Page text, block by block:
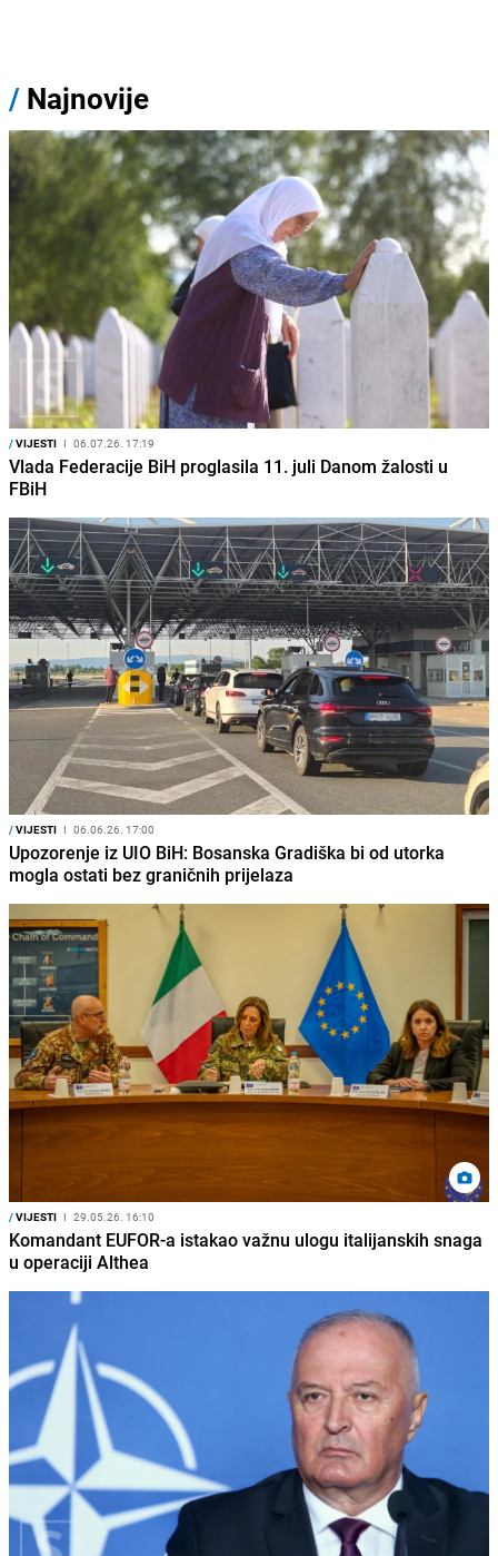
/ Najnovije
/VIJESTI I 06.07.26. 17:19
Vlada Federacije BiH proglasila 11. juli Danom žalosti u
FBiH
/VIJESTI I 06.06.26. 17:00
Upozorenje iz UIO BiH: Bosanska Gradiška bi od utorka
mogla ostati bez graničnih prijelaza
/VIJESTI I 29.05.26. 16:10
Komandant EUFOR-a istakao važnu ulogu italijanskih snaga
u operaciji Althea